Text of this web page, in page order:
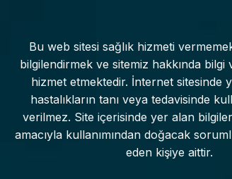
Bu web sitesi sağlık hizmeti
bilgilendirmek ve sitemiz hakkında bilgi
hizmet etmektedir. İnternet sitesinde
hastalıkların tanı veya tedavisinde
verilmez. Site içerisinde yer alan
amacıyla kullanımından doğacak
eden kişiye aittir.